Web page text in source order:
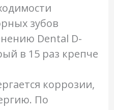
зубов
Dental D-
в 15 раз крепче
коррозии,
По